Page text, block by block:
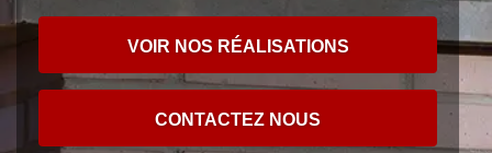
VOIR NOS RÉALISATIONS
CONTACTEZ NOUS